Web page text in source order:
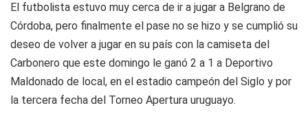
El futbolista estuvo muy cerca de ir a jugar a Belgrano de
Córdoba, pero finalmente el pase no se hizo y se cumplió su
deseo de volver a jugar en su país con la camiseta del
Carbonero que este domingo le ganó 2 a 1 a Deportivo
Maldonado de local, en el estadio campeón del Siglo y por
la tercera fecha del Torneo Apertura uruguayo.